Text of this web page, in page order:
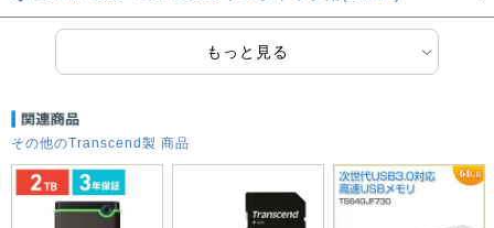
もっと見る
その他のTranscend製 商品